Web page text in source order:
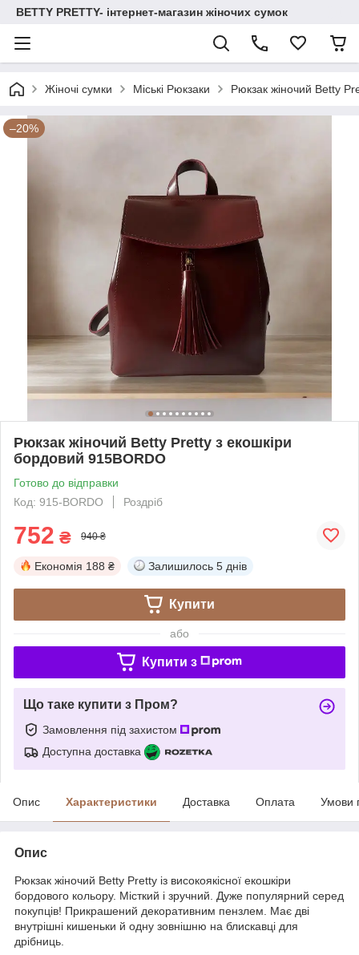
BETTY PRETTY- інтернет-магазин жіночих сумок
Жіночі сумки Міські Рюкзаки Рюкзак жіночий Betty
–20%
Рюкзак жіночий Betty Pretty з екошкіри
бордовий 915BORDO
Готово до відправки
Код: 915-BORDO
Роздріб
752 ₴ 940 ₴
Економія 188 ₴ Залишилось 5 днів
Купити
або
Купити з
Що таке купити з Пром?
Замовлення під захистом
Доступна доставка
Опис Характеристики Доставка Оплата Умови
Опис
Рюкзак жіночий Betty Pretty із високоякісної екошкіри
бордового кольору. Місткий і зручний. Дуже популярний серед
покупців! Прикрашений декоративним пензлем. Має дві
внутрішні кишеньки й одну зовнішню на блискавці для
дрібниць.